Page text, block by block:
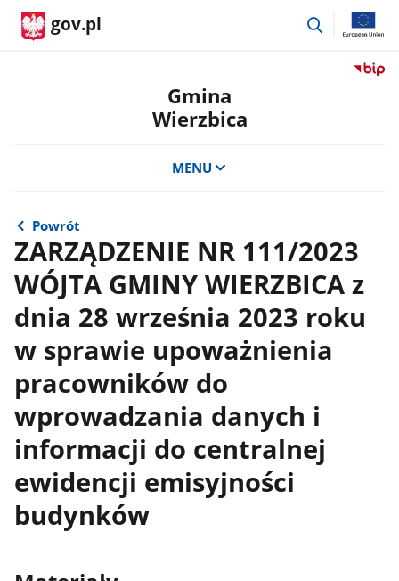
gov.pl
przejdź
Przejdź
Gmina
Wierzbica
MENU
Powrót
ZARZĄDZENIE NR 111/2023
WÓJTA GMINY WIERZBICA z
dnia 28 września 2023 roku
w sprawie upoważnienia
pracowników do
wprowadzania danych i
informacji do centralnej
ewidencji emisyjności
budynków